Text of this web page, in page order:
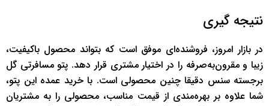
نتیجه ‌گیری
در بازار امروز، فروشنده‌ای موفق است که بتواند محصول باکیفیت،
زیبا و مقرون‌به‌صرفه را در اختیار مشتری قرار دهد. پتو مسافرتی گل
برجسته سنس دقیقا چنین محصولی است. با خرید عمده این پتو،
شما علاوه بر بهره‌مندی از قیمت مناسب، محصولی را به مشتریان